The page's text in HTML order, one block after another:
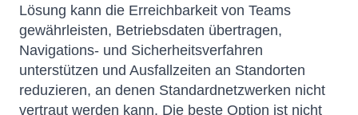
Lösung kann die Erreichbarkeit von Teams
gewährleisten, Betriebsdaten übertragen,
Navigations- und Sicherheitsverfahren
unterstützen und Ausfallzeiten an Standorten
reduzieren, an denen Standardnetzwerken nicht
vertraut werden kann. Die beste Option ist nicht